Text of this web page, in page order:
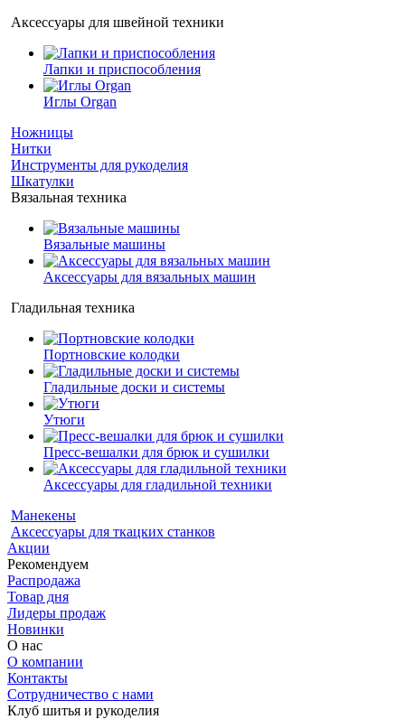
Аксессуары для швейной техники
Лапки и приспособления
Иглы Organ
Ножницы
Нитки
Инструменты для рукоделия
Шкатулки
Вязальная техника
Вязальные машины
Аксессуары для вязальных машин
Гладильная техника
Портновские колодки
Гладильные доски и системы
Утюги
Пресс-вешалки для брюк и сушилки
Аксессуары для гладильной техники
Манекены
Аксессуары для ткацких станков
Акции
Рекомендуем
Распродажа
Товар дня
Лидеры продаж
Новинки
О нас
О компании
Контакты
Сотрудничество с нами
Клуб шитья и рукоделия